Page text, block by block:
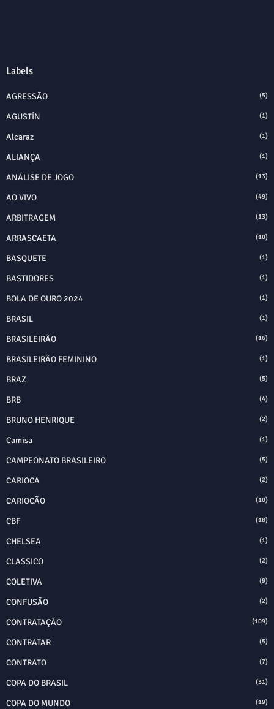
Labels
AGRESSÃO (5)
AGUSTÍN (1)
Alcaraz (1)
ALIANÇA (1)
ANÁLISE DE JOGO (13)
AO VIVO (49)
ARBITRAGEM (13)
ARRASCAETA (10)
BASQUETE (1)
BASTIDORES (1)
BOLA DE OURO 2024 (1)
BRASIL (1)
BRASILEIRÃO (16)
BRASILEIRÃO FEMININO (1)
BRAZ (5)
BRB (4)
BRUNO HENRIQUE (2)
Camisa (1)
CAMPEONATO BRASILEIRO (5)
CARIOCA (2)
CARIOCÃO (10)
CBF (18)
CHELSEA (1)
CLASSICO (2)
COLETIVA (9)
CONFUSÃO (2)
CONTRATAÇÃO (109)
CONTRATAR (5)
CONTRATO (7)
COPA DO BRASIL (31)
COPA DO MUNDO (19)